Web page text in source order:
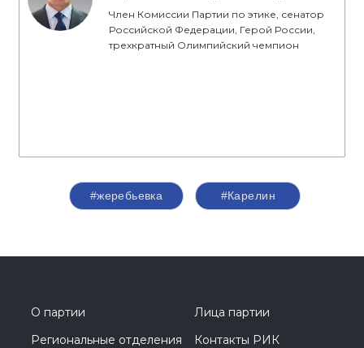
Член Комиссии Партии по этике, сенатор
Российской Федерации, Герой России,
трехкратный Олимпийский чемпион
#жеребьевка #Карелин
О партии
Лица партии
Региональные отделения
Контакты РИК